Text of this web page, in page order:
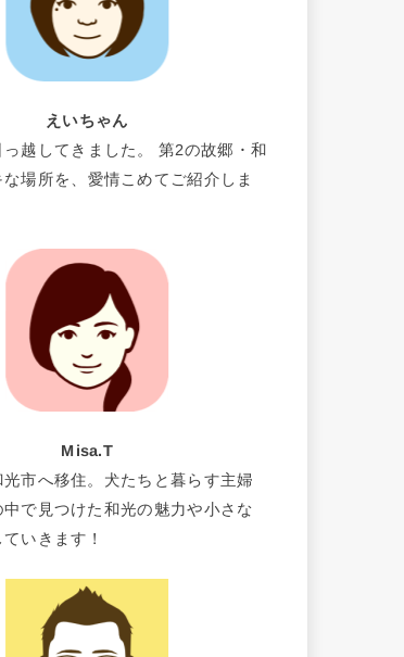
えいちゃん
越してきました。 第2の故郷・和
場所を、愛情こめてご紹介しま
Misa.T
市へ移住。犬たちと暮らす主婦
で見つけた和光の魅力や小さな
いきます！